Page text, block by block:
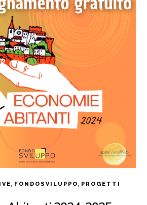
, FONDOSVILUPPO, PROGETTI